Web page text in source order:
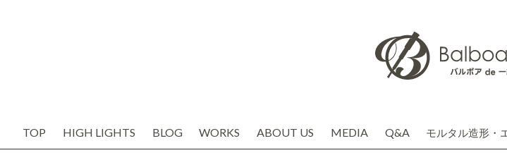
TOP HIGH LIGHTS BLOG WORKS ABOUT US MEDIA Q&A モルタル造形・